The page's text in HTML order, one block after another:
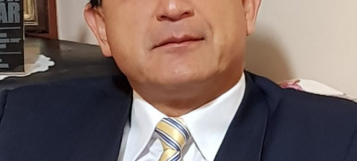
Con estos antecedentes, en mi calidad de Autoridad
Única del Agua a nivel desconcentrado, se:
DISPONE:
Aceptar a trámite la solicitud de Autorización de Uso
y/o Aprovechamiento de Agua paraMINERÍA
haberse emitido el Certificado de Disponibilidad de Agua